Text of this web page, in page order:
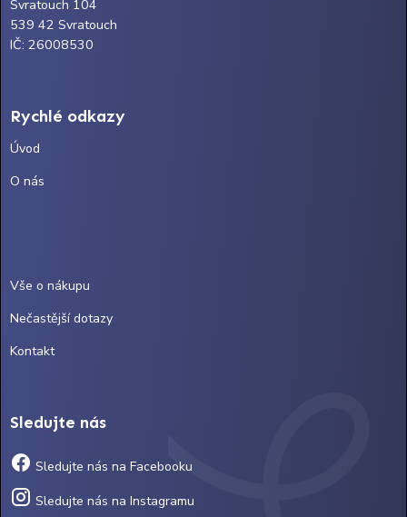
Svratouch 104
539 42 Svratouch
IČ: 26008530
Rychlé odkazy
Úvod
O nás
Vše o nákupu
Nečastější dotazy
Kontakt
Sledujte nás
Sledujte nás na Facebooku
Sledujte nás na Instagramu